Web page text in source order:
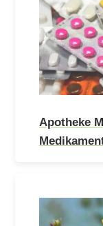
Apotheke